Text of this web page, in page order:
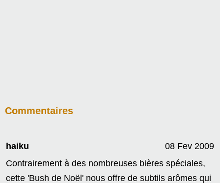
Commentaires
haiku
08 Fev 2009
Contrairement à des nombreuses bières spéciales,
cette 'Bush de Noël' nous offre de subtils arômes qui